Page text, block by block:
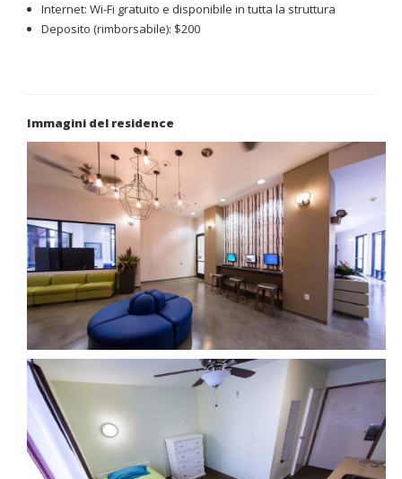
Internet: Wi-Fi gratuito e disponibile in tutta la struttura
Deposito (rimborsabile): $200
Immagini del residence